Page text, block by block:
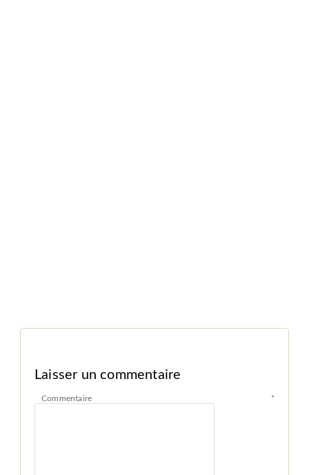
Laisser un commentaire
Commentaire *